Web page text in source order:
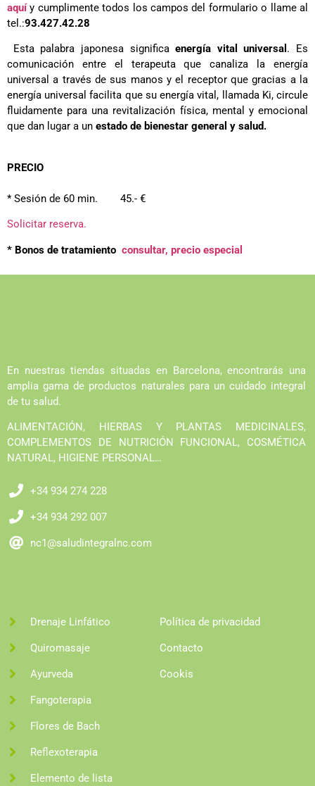
aquíy cumplimente todos los campos del formulario o llame al
tel.:93.427.42.28
Esta palabra japonesa significaenergía vital universal . Es
comunicación entre el terapeuta que canaliza la energía
universal a través de sus manos y el receptor que gracias a la
energía universal facilita que su energía vital, llamada Ki, circule
fluidamente para una revitalización física, mental y emocional
que dan lugar a un estado de bienestar general y salud.
PRECIO
* Sesión de 60 min. 45.- €
Solicitar reserva.
* Bonos de tratamiento consultar, precio especial
En nuestras tiendas situadas en Barcelona, encontrarás una
amplia gama de productos naturales para un cuidado integral
de tu salud.
ALIMENTACIÓN, HIERBAS Y PLANTAS MEDICINALES,
COMPLEMENTOS DE NUTRICIÓN FUNCIONAL, COSMÉTICA
NATURAL, HIGIENE PERSONAL…
+34 934 274 228
+34 934 292 007
nc1@saludintegralnc.com
Drenaje Linfático
Quiromasaje
Ayurveda
Fangoterapia
Flores de Bach
Reflexoterapia
Elemento de lista
Política de privacidad
Contacto
Cookis